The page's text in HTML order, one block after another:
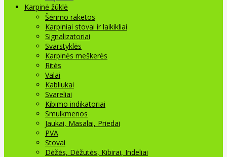
Karpinė žūklė
Šėrimo raketos
Karpiniai stovai ir laikikliai
Signalizatoriai
Svarstyklės
Karpinės meškerės
Ritės
Valai
Kabliukai
Svareliai
Kibimo indikatoriai
Smulkmenos
Jaukai, Masalai, Priedai
PVA
Stovai
Dėžės, Dėžutės, Kibirai, Indeliai